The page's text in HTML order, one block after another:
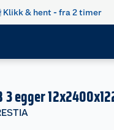
Klikk & hent - fra 2 timer
3 egger